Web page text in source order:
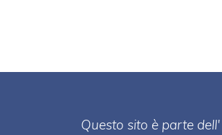
Questo sito è parte